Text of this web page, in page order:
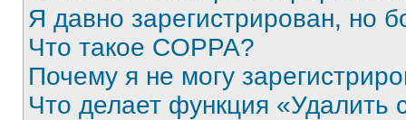
Я давно зарегистрирован, но
Что такое COPPA?
Почему я не могу
Что делает функция «Удалить